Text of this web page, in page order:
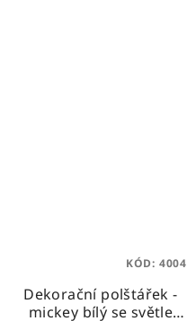
Dekorační polštářek -
mickey bílý se světle
KÓD: 4004